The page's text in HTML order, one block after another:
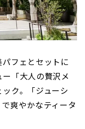
フェとセットに
「大人の贅沢メ
ク。「ジューシ
爽やかなティータ